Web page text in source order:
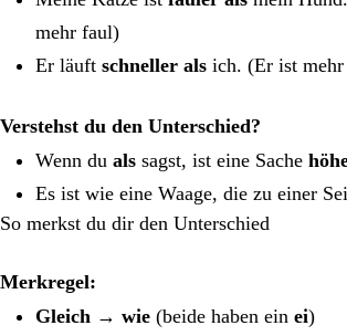
mehr faul)
Er läuft schneller als ich. (Er ist
Verstehst du den Unterschied?
Wenn du als sagst, ist eine Sache
Es ist wie eine Waage, die zu einer
So merkst du dir den Unterschied
Merkregel:
Gleich → wie (beide haben ein ei)